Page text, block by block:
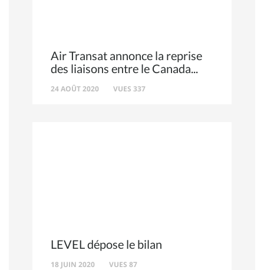
Air Transat annonce la reprise
des liaisons entre le Canada
24 AOÛT 2020 VUES 337
LEVEL dépose le bilan
18 JUIN 2020 VUES 87